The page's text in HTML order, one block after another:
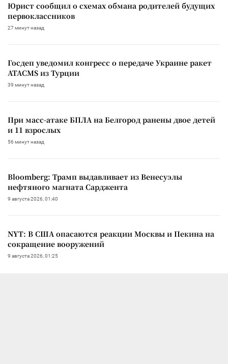
Юрист сообщил о схемах обмана родителей будущих
первоклассников
27 минут назад
Госдеп уведомил конгресс о передаче Украине ракет
ATACMS из Турции
39 минут назад
При масс-атаке БПЛА на Белгород ранены двое детей
и 11 взрослых
56 минут назад
Bloomberg: Трамп выдавливает из Венесуэлы
нефтяного магната Сарджента
9 августа 2026, 01:40
NYT: В США опасаются реакции Москвы и Пекина на
сокращение вооружений
9 августа 2026, 01:25